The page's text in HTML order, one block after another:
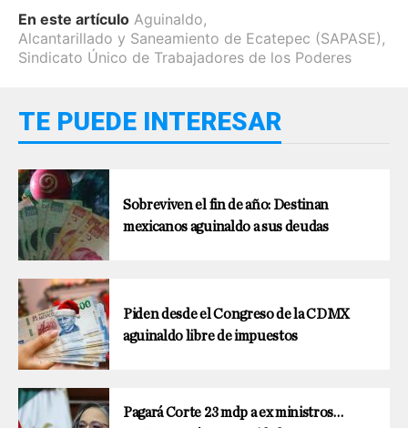
En este artículo Aguinaldo,
Alcantarillado y Saneamiento de Ecatepec (SAPASE) ,
Sindicato Único de Trabajadores de los Poderes
TE PUEDE INTERESAR
Sobreviven el fin de año: Destinan
mexicanos aguinaldo a sus deudas
Piden desde el Congreso de la CDMX
aguinaldo libre de impuestos
Pagará Corte 23 mdp a ex ministros…